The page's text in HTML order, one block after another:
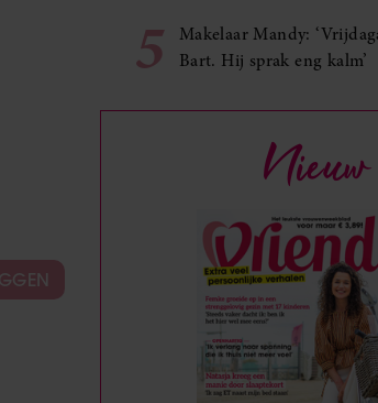
5
Makelaar Mandy:
Bart. Hij sprak eng kalm’
Nieuw